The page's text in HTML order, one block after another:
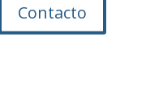
Contacto